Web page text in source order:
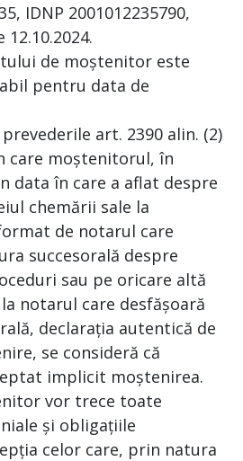
IDNP 2001012235790,
de moștenitor este
pentru data de
art. 2390 alin. (2)
care moștenitorul, în
data în care a aflat despre
chemării sale la
de notarul care
succesorală despre
sau pe oricare altă
notarul care desfășoară
declarația autentică de
se consideră că
implicit moștenirea.
vor trece toate
și obligațiile
celor care, prin natura